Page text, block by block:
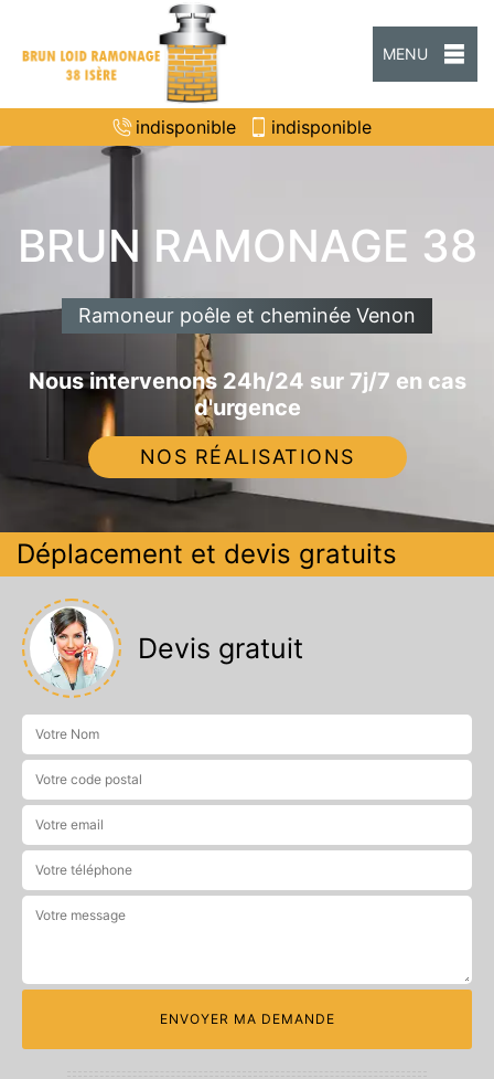
MENU
indisponible indisponible
BRUN RAMONAGE 38
Ramoneur poêle et cheminée Venon
Nous intervenons 24h/24 sur 7j/7 en cas
d'urgence
NOS RÉALISATIONS
Déplacement et devis gratuits
Devis gratuit